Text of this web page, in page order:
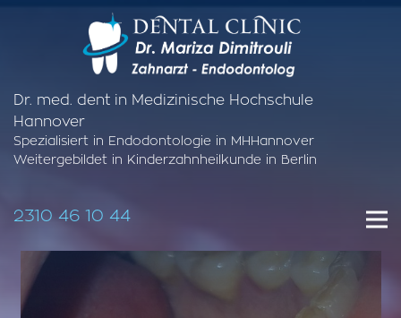
Dr. med. dent in Medizinische Hochschule
Hannover
Spezialisiert in Endodontologie in MHHannover
Weitergebildet in Kinderzahnheilkunde in Berlin
2310 46 10 44